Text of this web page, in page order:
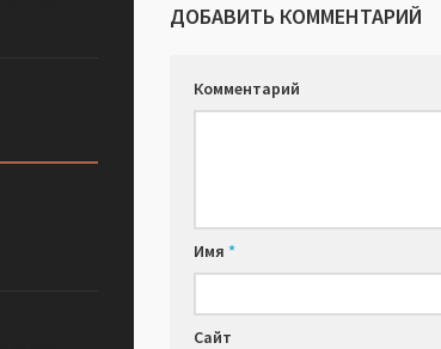
ДОБАВИТЬ КОММЕНТАРИЙ
Комментарий
Имя *
Сайт